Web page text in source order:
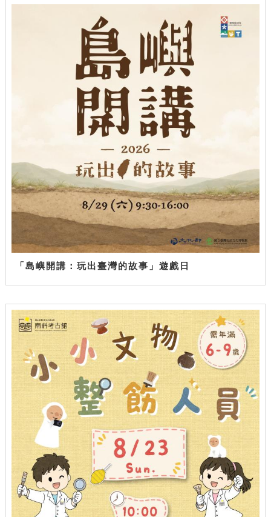
「島嶼開講：玩出臺灣的故事」遊戲日